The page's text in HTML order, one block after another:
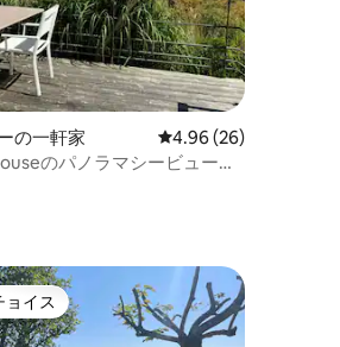
つ星の平均評価
の一軒家 レビュー26件、5つ星
4.96 (26)
のパノラマシービューデ
トチョイスです。
ョイス